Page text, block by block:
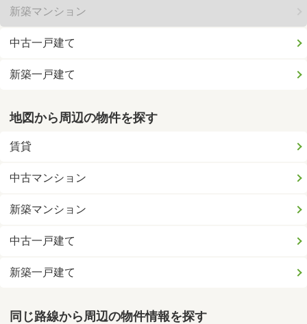
新築マンション
中古一戸建て
新築一戸建て
地図から周辺の物件を探す
賃貸
中古マンション
新築マンション
中古一戸建て
新築一戸建て
同じ路線から周辺の物件情報を探す